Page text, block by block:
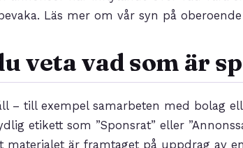
Läs mer om vår syn på
veta vad som är
– till exempel samarbeten med bolag
etikett som ”Sponsrat” eller
materialet är framtaget på uppdrag av